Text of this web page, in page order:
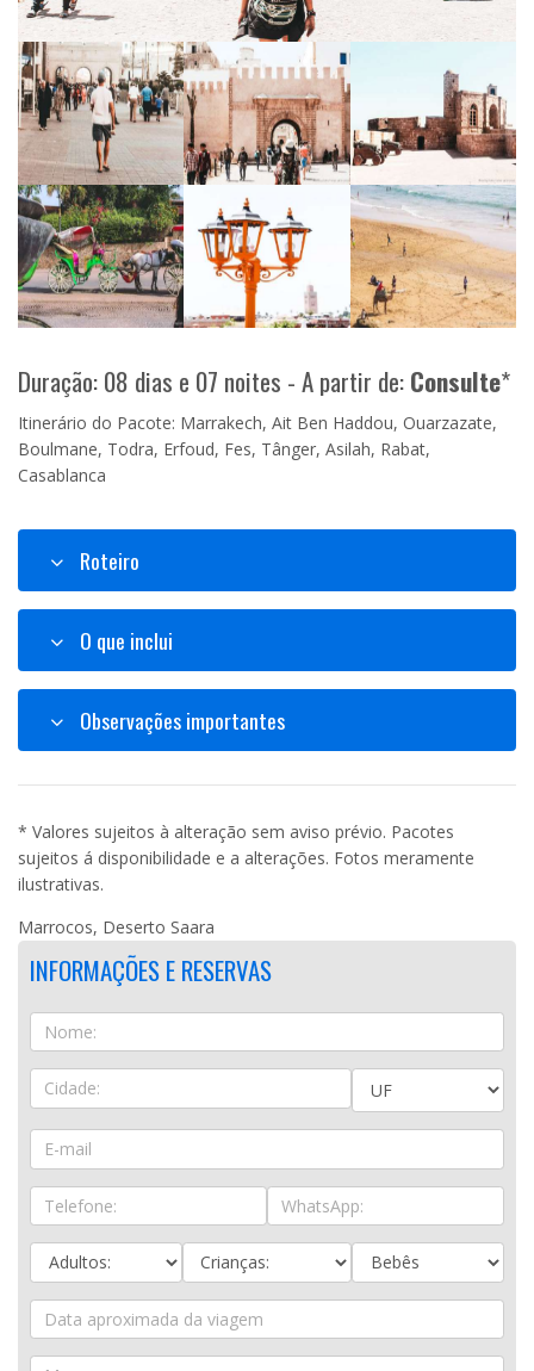
Duração: 08 dias e 07 noites - A partir de:Consulte*
Itinerário do Pacote: Marrakech, Ait Ben Haddou, Ouarzazate,
Boulmane, Todra, Erfoud, Fes, Tânger, Asilah, Rabat,
Casablanca
Roteiro
O que inclui
Observações importantes
* Valores sujeitos à alteração sem aviso prévio. Pacotes
sujeitos á disponibilidade e a alterações. Fotos meramente
ilustrativas.
Marrocos, Deserto Saara
INFORMAÇÕES E RESERVAS